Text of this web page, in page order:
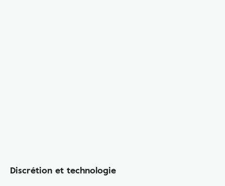
Discrétion et technologie